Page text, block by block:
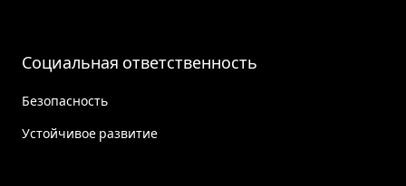
Социальная ответственность
Безопасность
Устойчивое развитие